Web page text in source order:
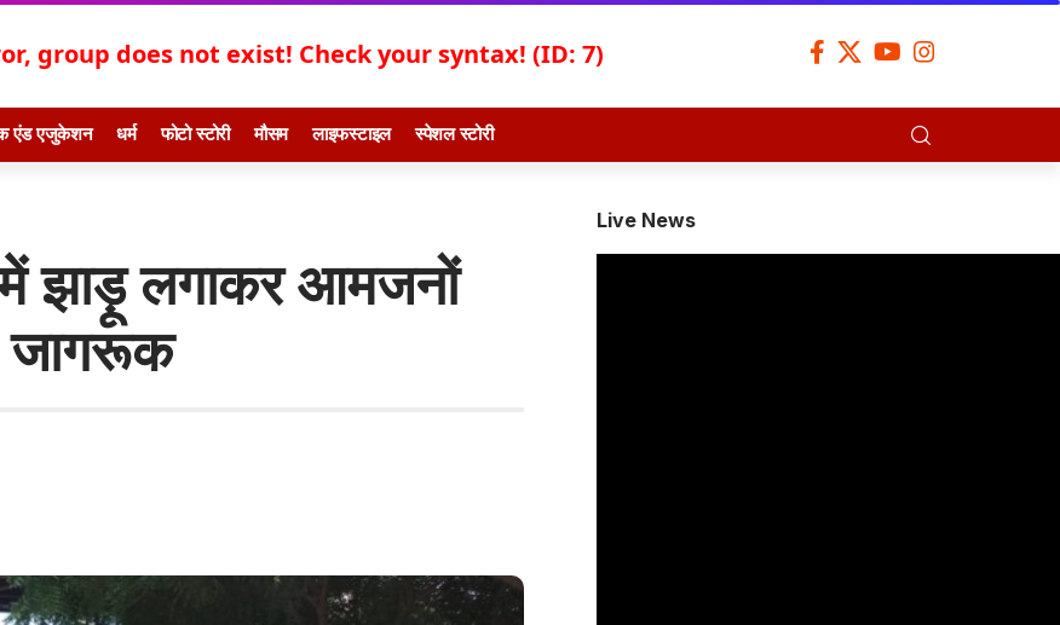
group does not exist! Check your syntax! (ID: 7)
एंड एजुकेशन धर्म फोटो स्टोरी मौसम लाइफस्टाइल स्पेशल स्टोरी
में झाड़ू लगाकर आमजनों
जागरूक
Live News